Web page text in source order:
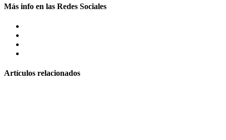
Más info en las Redes Sociales
Artículos relacionados